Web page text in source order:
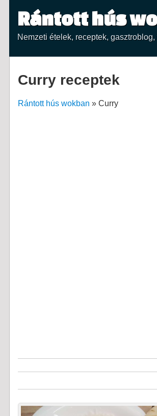
Rántott hús
Nemzeti ételek, receptek,
Curry receptek
Rántott hús wokban » Curry